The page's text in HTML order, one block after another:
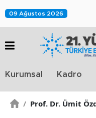
09 Ağustos 2026
Kurumsal Kadro
/ Prof. Dr. Ümit